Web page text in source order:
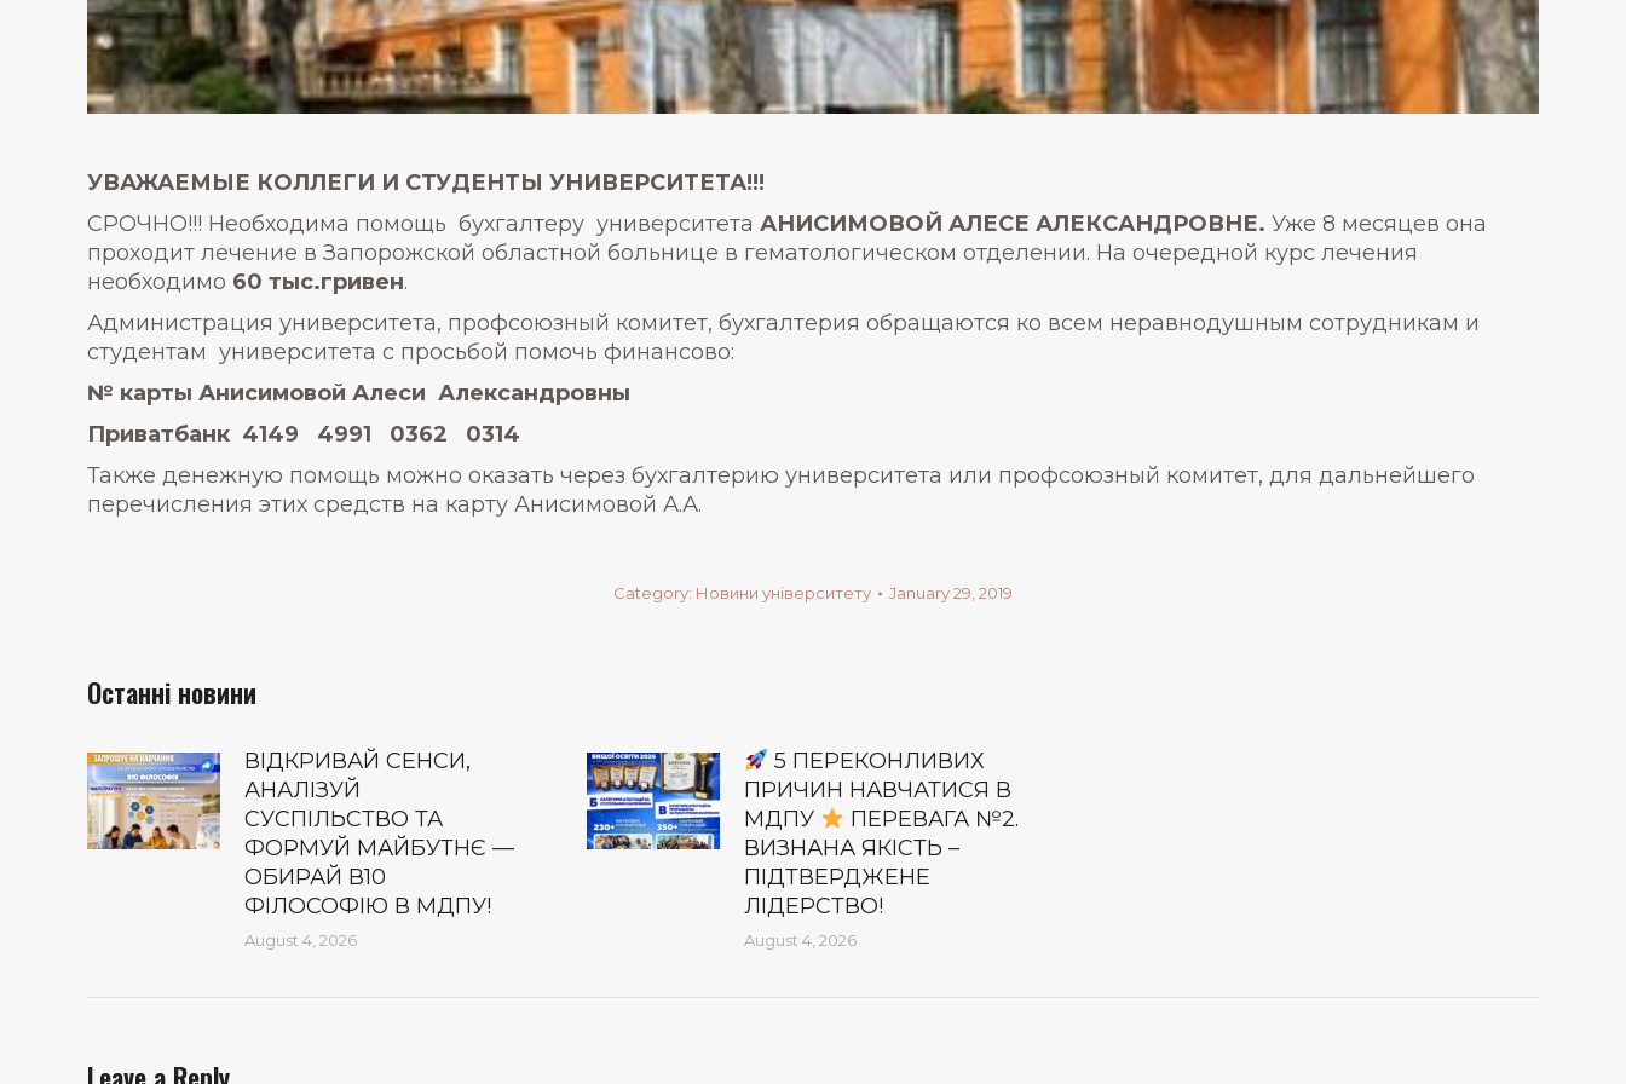
УВАЖАЕМЫЕ КОЛЛЕГИ И СТУДЕНТЫ УНИВЕРСИТЕТА!!!
СРОЧНО!!! Необходима помощь бухгалтеру университета АНИСИМОВОЙ АЛЕСЕ АЛЕКСАНДРОВНЕ. Уже 8 месяцев она
проходит лечение в Запорожской областной больнице в гематологическом отделении. На очередной курс лечения
необходимо 60 тыс.гривен.
Администрация университета, профсоюзный комитет, бухгалтерия обращаются ко всем неравнодушным сотрудникам и
студентам университета с просьбой помочь финансово:
№ карты Анисимовой Алеси Александровны
Приватбанк 4149 4991 0362 0314
Также денежную помощь можно оказать через бухгалтерию университета или профсоюзный комитет, для дальнейшего
перечисления этих средств на карту Анисимовой А.А.
Category: Новини університету January 29, 2019
Останні новини
ВІДКРИВАЙ СЕНСИ,
АНАЛІЗУЙ
СУСПІЛЬСТВО ТА
ФОРМУЙ МАЙБУТНЄ —
ОБИРАЙ В10
ФІЛОСОФІЮ В МДПУ!
August 4, 2026
5 ПЕРЕКОНЛИВИХ
ПРИЧИН НАВЧАТИСЯ В
МДПУ
ПЕРЕВАГА №2.
ВИЗНАНА ЯКІСТЬ –
ПІДТВЕРДЖЕНЕ
ЛІДЕРСТВО!
August 4, 2026